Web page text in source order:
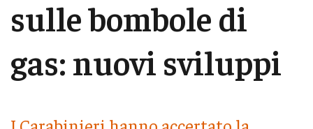
sulle bombole di
gas: nuovi sviluppi